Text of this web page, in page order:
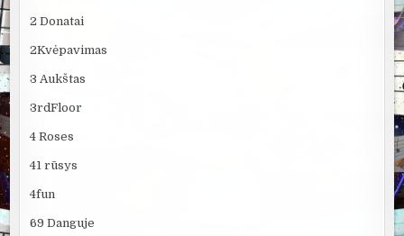
2 Donatai
2Kvėpavimas
3 Aukštas
3rdFloor
4 Roses
41 rūsys
4fun
69 Danguje